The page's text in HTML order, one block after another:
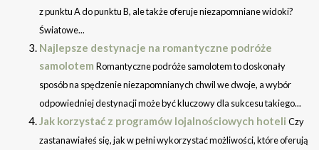
z punktu A do punktu B, ale także oferuje niezapomniane widoki?
Światowe...
Najlepsze destynacje na romantyczne podróże
samolotem Romantyczne podróże samolotem to doskonały
sposób na spędzenie niezapomnianych chwil we dwoje, a wybór
odpowiedniej destynacji może być kluczowy dla sukcesu takiego...
Jak korzystać z programów lojalnościowych hoteli Czy
zastanawiałeś się, jak w pełni wykorzystać możliwości, które oferują